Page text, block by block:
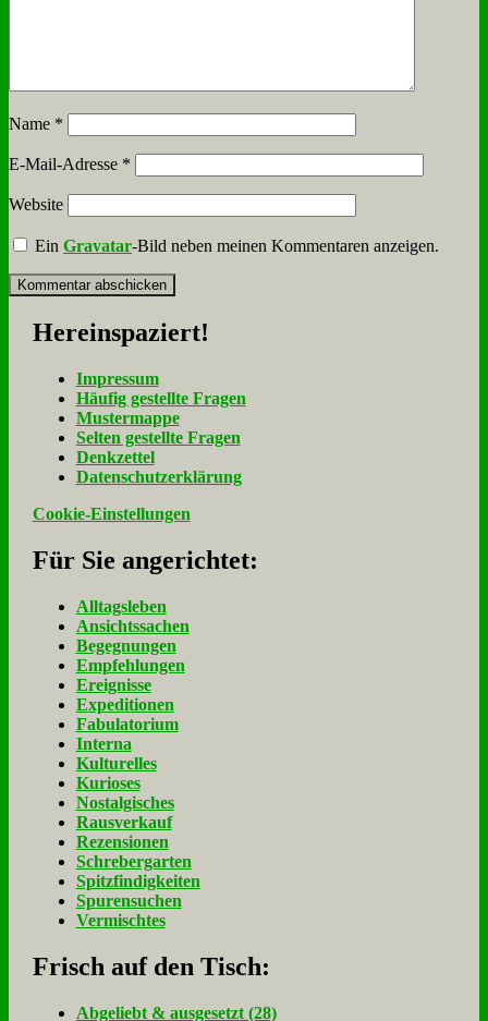
Name *
E-Mail-Adresse *
Website
EinGravatar-Bild neben meinen Kommentaren anzeigen.
Her­ein­spa­ziert!
Im­pres­sum
Häu­fig ge­stell­te Fra­gen
Mu­ster­map­pe
Sel­ten ge­stell­te Fra­gen
Denk­zet­tel
Da­ten­schutz­er­klä­rung
Cookie-Einstellungen
Für Sie an­ge­rich­tet:
Alltagsleben
Ansichtssachen
Begegnungen
Empfehlungen
Ereignisse
Expeditionen
Fabulatorium
Interna
Kulturelles
Kurioses
Nostalgisches
Rausverkauf
Rezensionen
Schrebergarten
Spitzfindigkeiten
Spurensuchen
Vermischtes
Frisch auf den Tisch:
Ab­ge­liebt & aus­ge­setzt (28)